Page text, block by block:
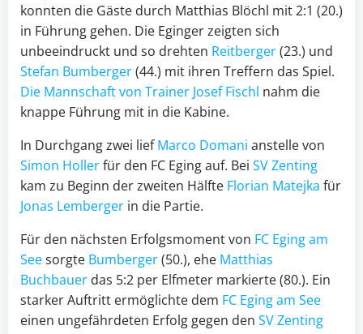
konnten die Gäste durch Matthias Blöchl mit 2:1 (20.)
in Führung gehen. Die Eginger zeigten sich
unbeeindruckt und so drehten Reitberger(23.) und
Stefan Bumberger(44.) mit ihren Treffern das Spiel.
Die Mannschaft von Trainer Josef Fischl nahm die
knappe Führung mit in die Kabine.
In Durchgang zwei liefMarco Domani anstelle von
Simon Hollerfür den FC Eging auf. Bei SV Zenting
kam zu Beginn der zweiten Hälfte Florian Matejka für
Jonas Lemberger in die Partie.
Für den nächsten Erfolgsmoment von FC Eging am
Seesorgte Bumberger(50.), ehe Matthias
Buchbauer das 5:2 per Elfmeter markierte (80.). Ein
starker Auftritt ermöglichte dem FC Eging am See
einen ungefährdeten Erfolg gegen den SV Zenting